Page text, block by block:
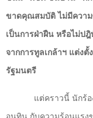
ขาดคุณสมบัติ ไม่มีความ
เป็นการฝ่าฝืน หรือไม่ป
จากการทูลเกล้าฯ แต่ง
รัฐมนตรี
แต่คราวนี้ นักร้อ